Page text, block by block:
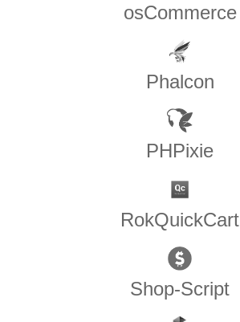
osCommerce
Phalcon
PHPixie
RokQuickCart
Shop-Script